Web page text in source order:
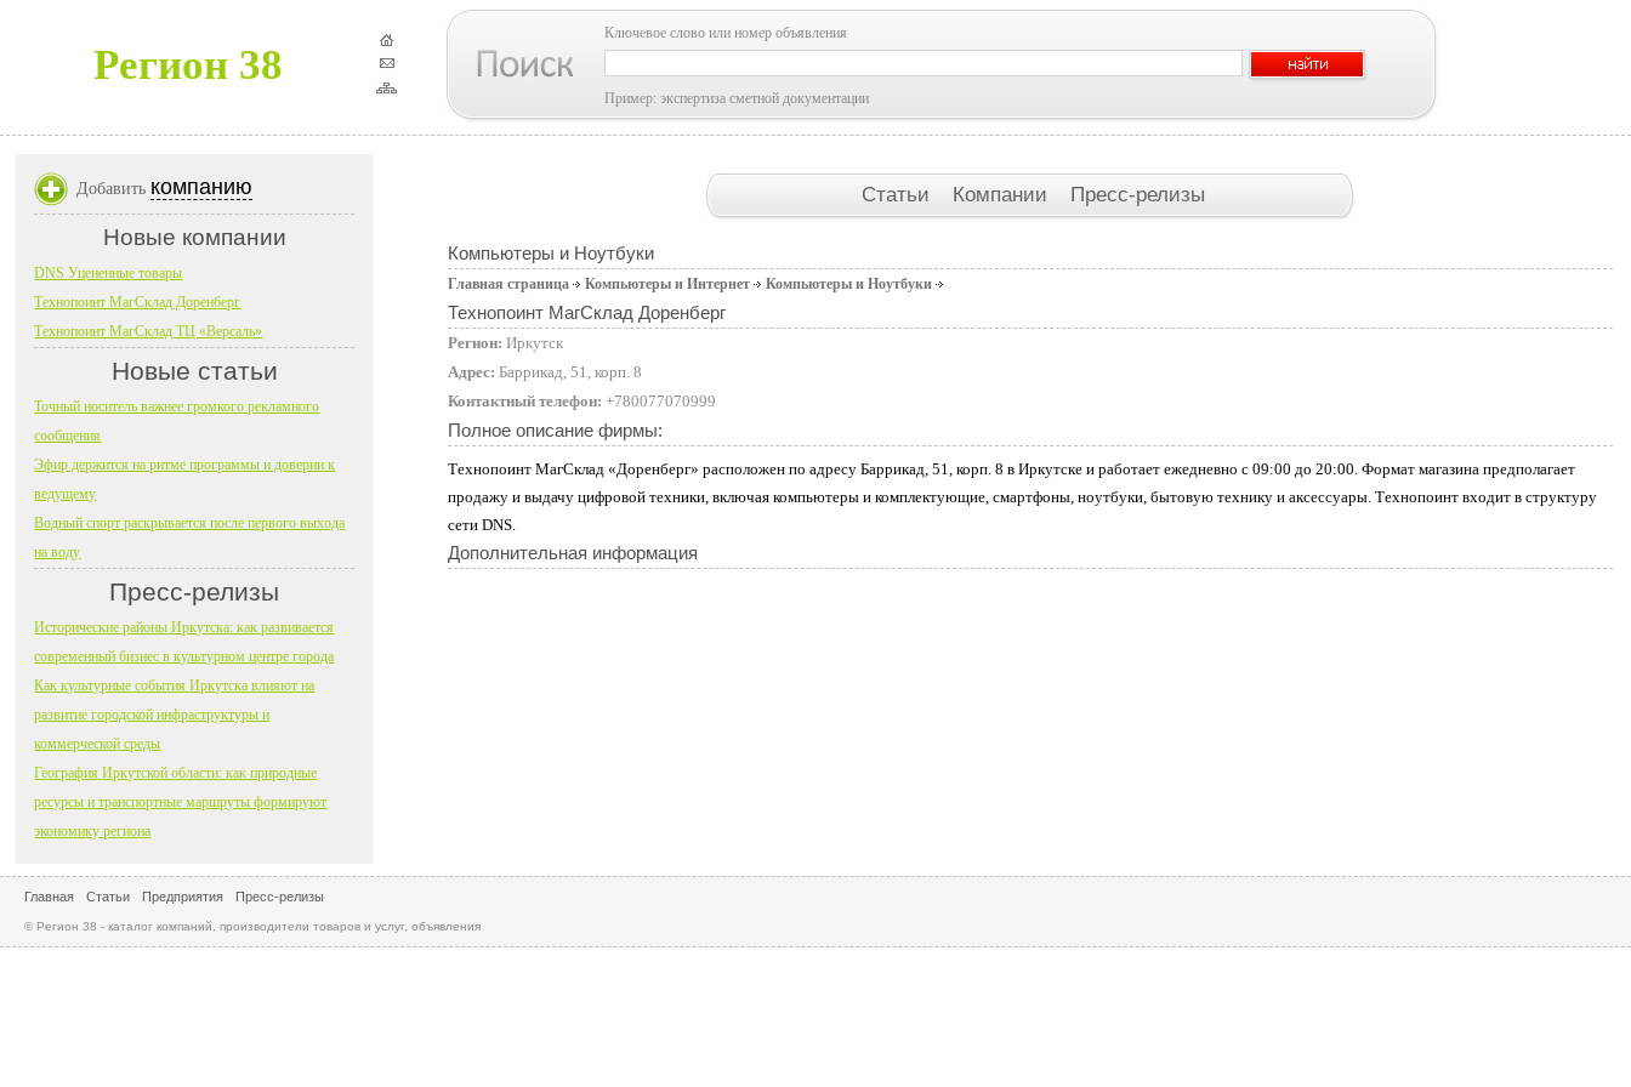
Регион 38
Ключевое слово или номер объявления
Пример: экспертиза сметной документации
Статьи Компании Пресс-релизы
Компьютеры и Ноутбуки
Главная страница Компьютеры и Интернет Компьютеры и Ноутбуки
Технопоинт МагСклад Доренберг
Регион: Иркутск
Адрес: Баррикад, 51, корп. 8
Контактный телефон: +780077070999
Полное описание фирмы:
Технопоинт МагСклад «Доренберг» расположен по адресу Баррикад, 51, корп. 8 в Иркутске и работает ежедневно с 09:00 до 20:00. Формат магазина предполагает
продажу и выдачу цифровой техники, включая компьютеры и комплектующие, смартфоны, ноутбуки, бытовую технику и аксессуары. Технопоинт входит в структуру
сети DNS.
Дополнительная информация
Добавить компанию
Новые компании
DNS Уцененные товары
Технопоинт МагСклад Доренберг
Технопоинт МагСклад ТЦ «Версаль»
Новые статьи
Точный носитель важнее громкого рекламного
сообщения
Эфир держится на ритме программы и доверии к
ведущему
Водный спорт раскрывается после первого выхода
на воду
Пресс-релизы
Исторические районы Иркутска: как развивается
современный бизнес в культурном центре города
Как культурные события Иркутска влияют на
развитие городской инфраструктуры и
коммерческой среды
География Иркутской области: как природные
ресурсы и транспортные маршруты формируют
экономику региона
Главная Статьи Предприятия Пресс-релизы
© Регион 38 - каталог компаний, производители товаров и услуг, объявления